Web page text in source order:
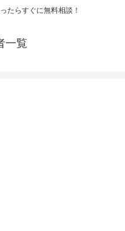
たらすぐに無料相談！
一覧